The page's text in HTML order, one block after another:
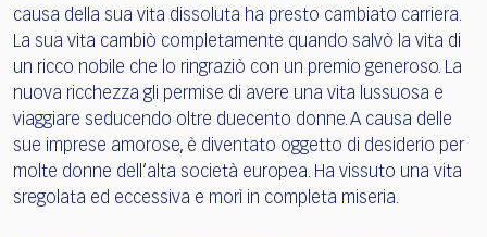
causa della sua vita dissoluta ha presto cambiato carriera.
La sua vita cambiò completamente quando salvò la vita di
un ricco nobile che lo ringraziò con un premio generoso. La
nuova ricchezza gli permise di avere una vita lussuosa e
viaggiare seducendo oltre duecento donne. A causa delle
sue imprese amorose, è diventato oggetto di desiderio per
molte donne dell’alta società europea. Ha vissuto una vita
sregolata ed eccessiva e morì in completa miseria.